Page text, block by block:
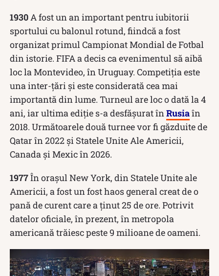
1930 A fost un an important pentru iubitorii
sportului cu balonul rotund, fiindcă a fost
organizat primul Campionat Mondial de Fotbal
din istorie. FIFA a decis ca evenimentul să aibă
loc la Montevideo, în Uruguay. Competiția este
una inter-țări și este considerată cea mai
importantă din lume. Turneul are loc o dată la 4
ani, iar ultima ediție s-a desfășurat în Rusiaîn
2018. Următoarele două turnee vor fi găzduite de
Qatar în 2022 și Statele Unite Ale Americii,
Canada și Mexic în 2026.
1977În orașul New York, din Statele Unite ale
Americii, a fost un fost haos general creat de o
pană de curent care a ținut 25 de ore. Potrivit
datelor oficiale, în prezent, în metropola
americană trăiesc peste 9 milioane de oameni.